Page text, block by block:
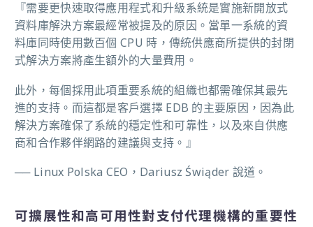
『需要更快速取得應用程式和升級系統是實施新開放式
資料庫解決方案最經常被提及的原因。當單一系統的資
料庫同時使用數百個 CPU 時，傳統供應商所提供的封閉
式解決方案將產生額外的大量費用。
此外，每個採用此項重要系統的組織也都需確保其最先
進的支持。而這都是客戶選擇 EDB 的主要原因，因為此
解決方案確保了系統的穩定性和可靠性，以及來自供應
商和合作夥伴網路的建議與支持。』
── Linux Polska CEO，Dariusz Świąder 說道。
可擴展性和高可用性對支付代理機構的重要性